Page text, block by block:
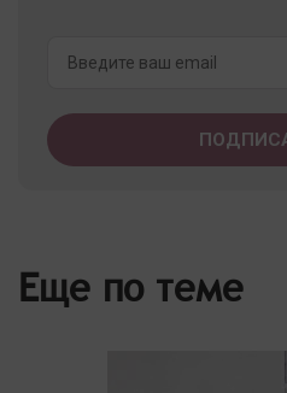
Еще по теме